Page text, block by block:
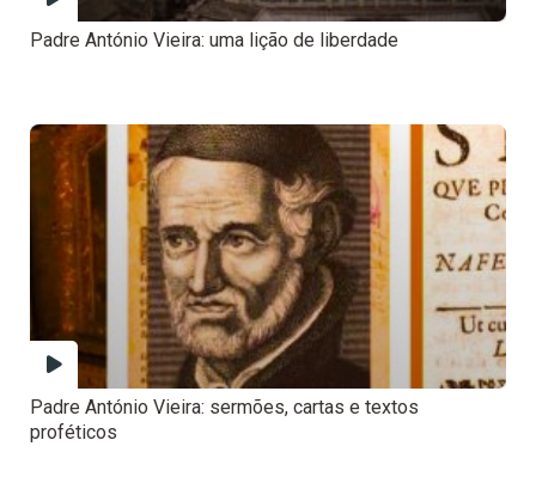
Padre António Vieira: uma lição de liberdade
Padre António Vieira: sermões, cartas e textos
proféticos